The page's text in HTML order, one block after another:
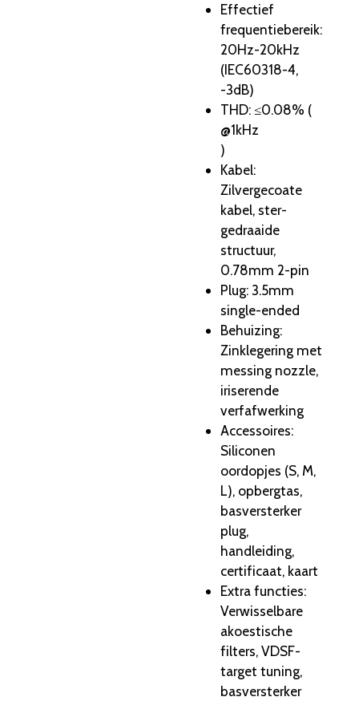
Effectief
frequentiebereik:
20Hz-20kHz
(IEC60318-4,
-3dB)
THD: ≤0.08% (
@1kHz
)
Kabel:
Zilvergecoate
kabel, ster-
gedraaide
structuur,
0.78mm 2-pin
Plug: 3.5mm
single-ended
Behuizing:
Zinklegering met
messing nozzle,
iriserende
verfafwerking
Accessoires:
Siliconen
oordopjes (S, M,
L), opbergtas,
basversterker
plug,
handleiding,
certificaat, kaart
Extra functies:
Verwisselbare
akoestische
filters, VDSF-
target tuning,
basversterker